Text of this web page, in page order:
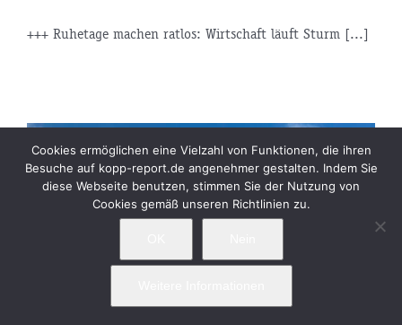
+++ Ruhetage machen ratlos: Wirtschaft läuft Sturm [...]
Cookies ermöglichen eine Vielzahl von Funktionen, die ihren
Besuche auf kopp-report.de angenehmer gestalten. Indem Sie
diese Webseite benutzen, stimmen Sie der Nutzung von
Cookies gemäß unseren Richtlinien zu.